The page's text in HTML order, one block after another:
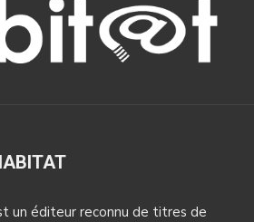
un éditeur reconnu de titres de